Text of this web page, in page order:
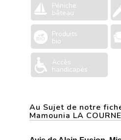
Péniche
bâteau
Produits
bio
Accès
handicapés
Au Sujet de notre
Mamounia LA